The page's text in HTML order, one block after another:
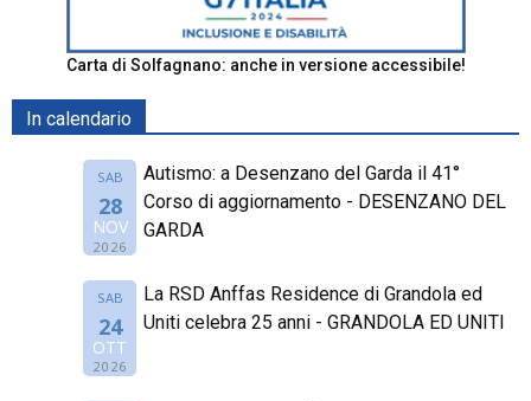
Carta di Solfagnano: anche in versione accessibile!
In calendario
SAB
28
NOV
2026
Autismo: a Desenzano del Garda il 41°
Corso di aggiornamento - DESENZANO DEL
GARDA
SAB
24
OTT
2026
La RSD Anffas Residence di Grandola ed
Uniti celebra 25 anni - GRANDOLA ED UNITI